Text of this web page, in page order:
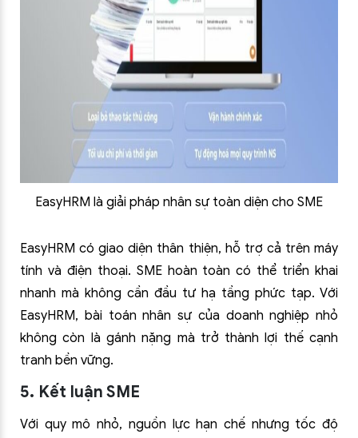
EasyHRM là giải pháp nhân sự toàn diện cho SME
EasyHRM có giao diện thân thiện, hỗ trợ cả trên máy
tính và điện thoại. SME hoàn toàn có thể triển khai
nhanh mà không cần đầu tư hạ tầng phức tạp. Với
EasyHRM, bài toán nhân sự của doanh nghiệp nhỏ
không còn là gánh nặng mà trở thành lợi thế cạnh
tranh bền vững.
5. Kết luận SME
Với quy mô nhỏ, nguồn lực hạn chế nhưng tốc độ